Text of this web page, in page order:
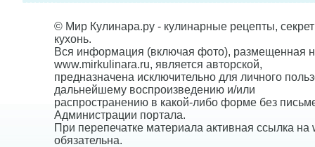
© Мир Кулинара.ру - кулинарные рецепты,
кухонь.
Вся информация (включая фото), размещенная
www.mirkulinara.ru, является авторской,
предназначена исключительно для личного
дальнейшему воспроизведению и/или
распространению в какой-либо форме без
Администрации портала.
При перепечатке материала активная ссылка на
обязательна.